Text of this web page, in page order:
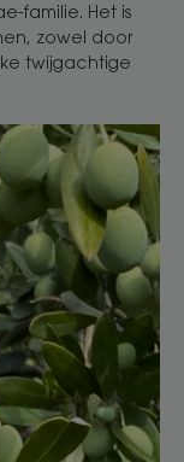
familie. Het is
zowel door
twijgachtige